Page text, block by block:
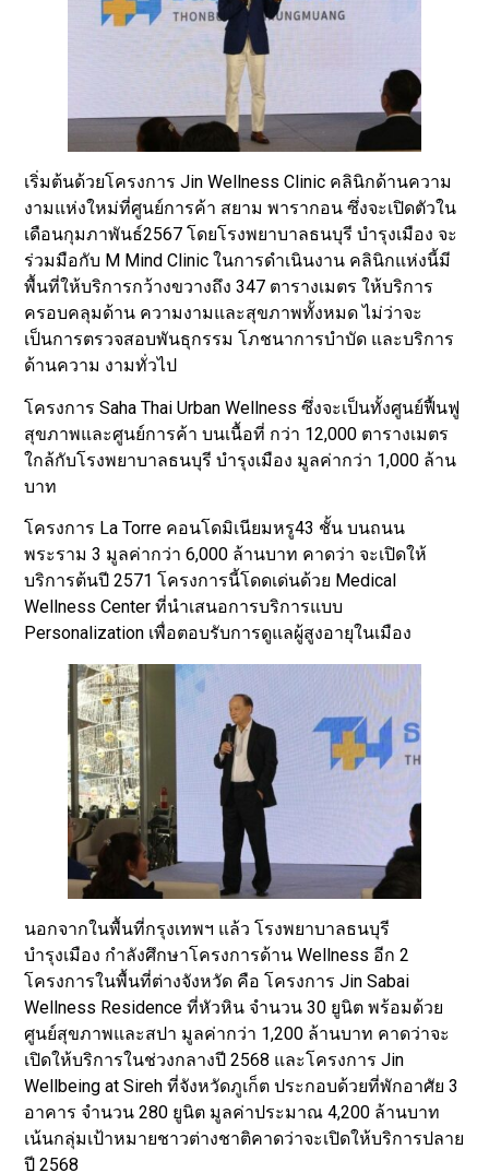
เริ่มต้นด้วยโครงการ Jin Wellness Clinic คลินิกด้านความ
งามแห่งใหม่ที่ศูนย์การค้า สยาม พารากอน ซึ่งจะเปิดตัวใน
เดือนกุมภาพันธ์2567 โดยโรงพยาบาลธนบุรี บำรุงเมือง จะ
ร่วมมือกับ M Mind Clinic ในการดำเนินงาน คลินิกแห่งนี้มี
พื้นที่ให้บริการกว้างขวางถึง 347 ตารางเมตร ให้บริการ
ครอบคลุมด้าน ความงามและสุขภาพทั้งหมด ไม่ว่าจะ
เป็นการตรวจสอบพันธุกรรม โภชนาการบำบัด และบริการ
ด้านความ งามทั่วไป
โครงการ Saha Thai Urban Wellness ซึ่งจะเป็นทั้งศูนย์ฟื้นฟู
สุขภาพและศูนย์การค้า บนเนื้อที่ กว่า 12,000 ตารางเมตร
ใกล้กับโรงพยาบาลธนบุรี บำรุงเมือง มูลค่ากว่า 1,000 ล้าน
บาท
โครงการ La Torre คอนโดมิเนียมหรู43 ชั้น บนถนน
พระราม 3 มูลค่ากว่า 6,000 ล้านบาท คาดว่า จะเปิดให้
บริการต้นปี 2571 โครงการนี้โดดเด่นด้วย Medical
Wellness Center ที่นำเสนอการบริการแบบ
Personalization เพื่อตอบรับการดูแลผู้สูงอายุในเมือง
นอกจากในพื้นที่กรุงเทพฯ แล้ว โรงพยาบาลธนบุรี
บำรุงเมือง กำลังศึกษาโครงการด้าน Wellness อีก 2
โครงการในพื้นที่ต่างจังหวัด คือ โครงการ Jin Sabai
Wellness Residence ที่หัวหิน จำนวน 30 ยูนิต พร้อมด้วย
ศูนย์สุขภาพและสปา มูลค่ากว่า 1,200 ล้านบาท คาดว่าจะ
เปิดให้บริการในช่วงกลางปี 2568 และโครงการ Jin
Wellbeing at Sireh ที่จังหวัดภูเก็ต ประกอบด้วยที่พักอาศัย 3
อาคาร จำนวน 280 ยูนิต มูลค่าประมาณ 4,200 ล้านบาท
เน้นกลุ่มเป้าหมายชาวต่างชาติคาดว่าจะเปิดให้บริการปลาย
ปี 2568